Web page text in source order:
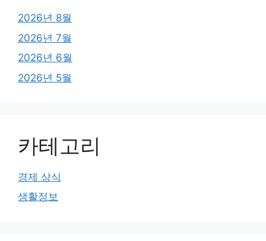
2026년 8월
2026년 7월
2026년 6월
2026년 5월
카테고리
경제 상식
생활정보